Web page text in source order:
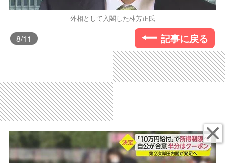
外相として入閣した林芳正氏
8/11 記事に戻る